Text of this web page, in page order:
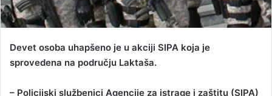
Devet osoba uhapšeno je u akciji SIPA koja je
sprovedena na području Laktaša.
– Policijski službenici Agencije za istrage i zaštitu (SIPA)